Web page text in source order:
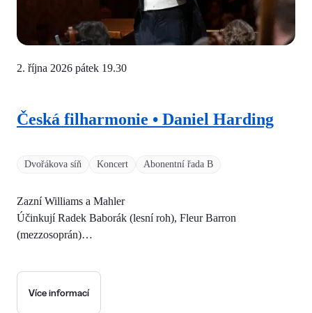
Dvořákova síň Koncert Abonentní řada B
Česká filharmonie • Daniel Harding
Zazní Williams a Mahler
Účinkují Radek Baborák (lesní roh), Fleur Barron
(mezzosoprán)…
2. října 2026 pátek 19.30
Více informací